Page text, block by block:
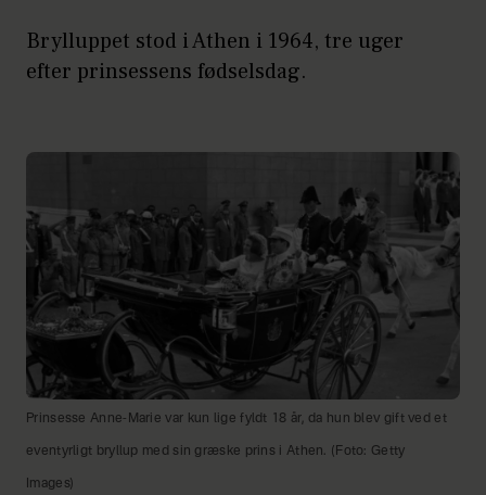
Brylluppet stod i Athen i 1964, tre uger
efter prinsessens fødselsdag.
Prinsesse Anne-Marie var kun lige fyldt 18 år, da hun blev gift ved et
eventyrligt bryllup med sin græske prins i Athen. (Foto: Getty
Images)